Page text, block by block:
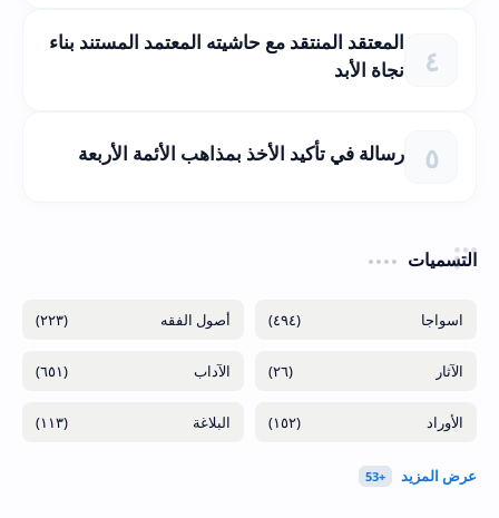
المعتقد المنتقد مع حاشيته المعتمد المستند بناء
نجاة الأبد
رسالة في تأكيد الأخذ بمذاهب الأئمة الأربعة
التسميات
(٤٩٤) (٢٢٣)
(٢٦) (٦٥١)
(١٥٢) (١١٣)